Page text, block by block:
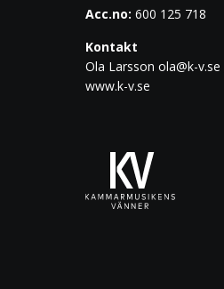
Acc.no: 600 125 718
Kontakt
Ola Larsson ola@k-v.se
www.k-v.se